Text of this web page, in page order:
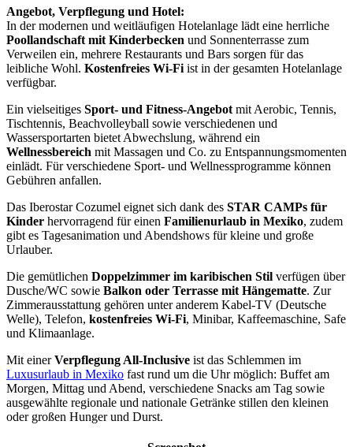
Angebot, Verpflegung und Hotel:
In der modernen und weitläufigen Hotelanlage lädt eine herrliche
Poollandschaft mit Kinderbecken und Sonnenterrasse zum
Verweilen ein, mehrere Restaurants und Bars sorgen für das
leibliche Wohl. Kostenfreies Wi-Fi ist in der gesamten Hotelanlage
verfügbar.
Ein vielseitiges Sport- und Fitness-Angebot mit Aerobic, Tennis,
Tischtennis, Beachvolleyball sowie verschiedenen und
Wassersportarten bietet Abwechslung, während ein
Wellnessbereich mit Massagen und Co. zu Entspannungsmomenten
einlädt. Für verschiedene Sport- und Wellnessprogramme können
Gebühren anfallen.
Das Iberostar Cozumel eignet sich dank des STAR CAMPs für
Kinder hervorragend für einen Familienurlaub in Mexiko, zudem
gibt es Tagesanimation und Abendshows für kleine und große
Urlauber.
Die gemütlichen Doppelzimmer im karibischen Stil verfügen über
Dusche/WC sowie Balkon oder Terrasse mit Hängematte. Zur
Zimmerausstattung gehören unter anderem Kabel-TV (Deutsche
Welle), Telefon, kostenfreies Wi-Fi, Minibar, Kaffeemaschine, Safe
und Klimaanlage.
Mit einerVerpflegung All-Inclusive ist das Schlemmen im
Luxusurlaub in Mexiko fast rund um die Uhr möglich: Buffet am
Morgen, Mittag und Abend, verschiedene Snacks am Tag sowie
ausgewählte regionale und nationale Getränke stillen den kleinen
oder großen Hunger und Durst.